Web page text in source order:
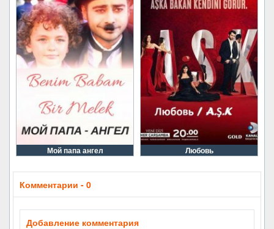
Мой папа ангел Любовь
Комментарии - 0
Добавление комментария